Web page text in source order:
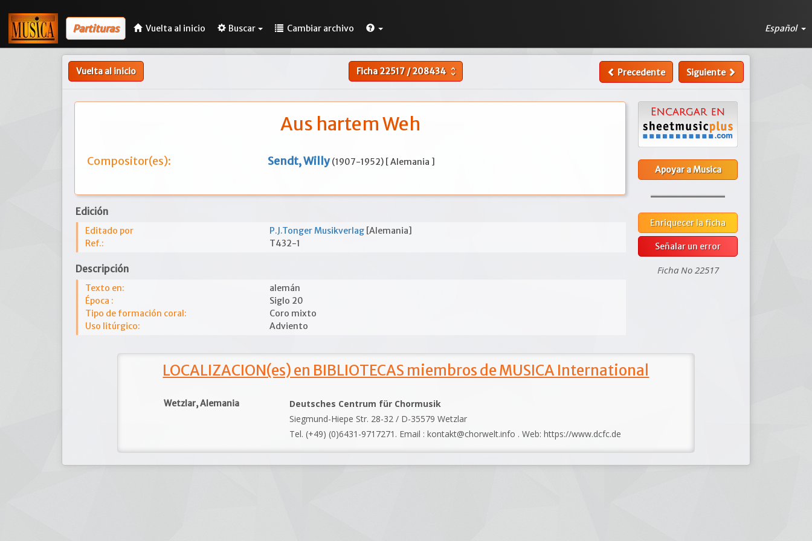
Partituras Vuelta al inicio Buscar Cambiar archivo Español
Vuelta al inicio Ficha22517/208434 unfold_more Precedente Siguiente
Aus hartem Weh
Compositor(es): Sendt, Willy (1907-1952) [ Alemania ]
Edición
Editado por P.J.Tonger Musikverlag [Alemania]
Ref.:
T432-1
Descripción
Texto en:
alemán
Época :
Siglo 20
Tipo de formación coral:
Coro mixto
Uso litúrgico:
Adviento
Apoyar a Musica
Enriquecer la ficha
Señalar un error
Ficha No 22517
LOCALIZACION(es) en BIBLIOTECAS miembros de MUSICA International
Wetzlar, Alemania
Deutsches Centrum für Chormusik
Siegmund-Hiepe Str. 28-32 / D-35579 Wetzlar
Tel. (+49) (0)6431-9717271. Email : kontakt@chorwelt.info . Web: https://www.dcfc.de